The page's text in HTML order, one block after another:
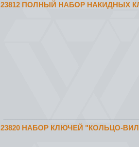
23812 ПОЛНЫЙ НАБОР НАКИДНЫХ
23820 НАБОР КЛЮЧЕЙ "КОЛЬЦО-